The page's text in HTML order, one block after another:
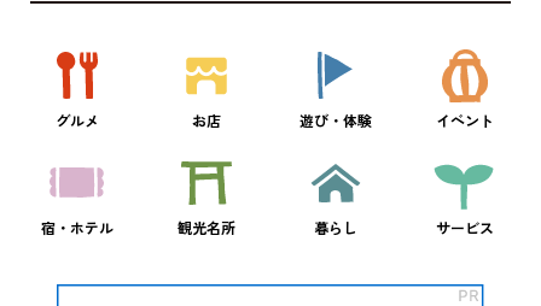
グルメ お店 遊び・体験 イベント
宿・ホテル 観光名所 暮らし サービス